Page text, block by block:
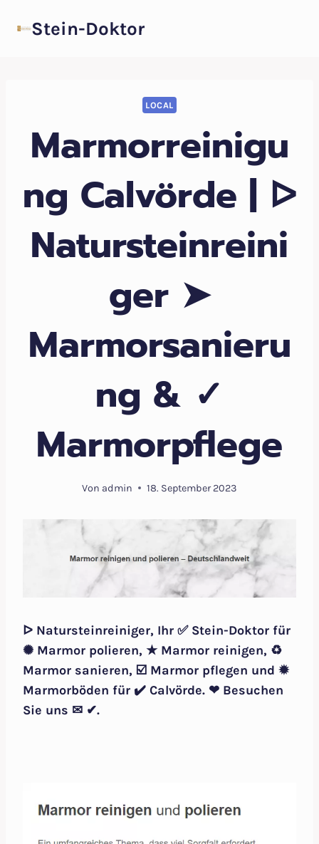
InhaltStein-Doktor
LOCAL
Marmorreinigu
ng Calvörde | ᐅ
Natursteinreini
ger ➤
Marmorsanieru
ng & ✓
Marmorpflege
Von admin 18. September 2023
ᐅ Natursteinreiniger, Ihr ✅ Stein-Doktor für
✺ Marmor polieren, ★ Marmor reinigen, ♻
Marmor sanieren, ☑️ Marmor pflegen und ✹
Marmorböden für ✔️ Calvörde. ❤ Besuchen
Sie uns ✉ ✔.